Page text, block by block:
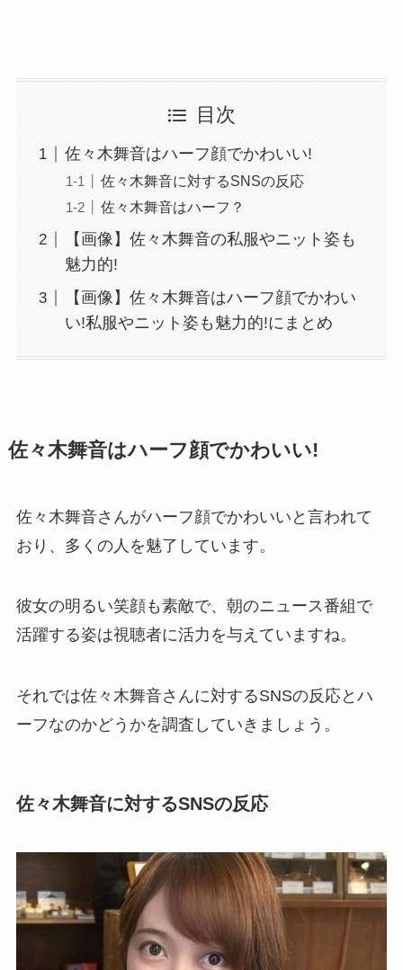
目次
佐々木舞音はハーフ顔でかわいい!
佐々木舞音に対するSNSの反応
佐々木舞音はハーフ？
【画像】佐々木舞音の私服やニット姿も
魅力的!
【画像】佐々木舞音はハーフ顔でかわい
い!私服やニット姿も魅力的!にまとめ
佐々木舞音はハーフ顔でかわいい!
佐々木舞音さんがハーフ顔でかわいいと言われて
おり、多くの人を魅了しています。
彼女の明るい笑顔も素敵で、朝のニュース番組で
活躍する姿は視聴者に活力を与えていますね。
それでは佐々木舞音さんに対するSNSの反応とハ
ーフなのかどうかを調査していきましょう。
佐々木舞音に対するSNSの反応